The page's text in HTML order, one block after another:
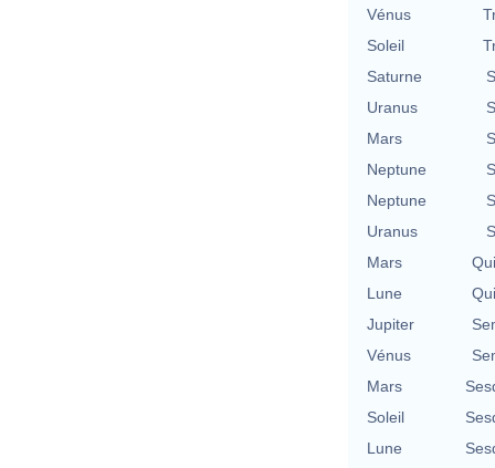
Vénus
Soleil
Saturne
Uranus
Mars
Neptune
Neptune
Uranus
Mars
Lune
Jupiter
Vénus
Mars
Soleil
Lune